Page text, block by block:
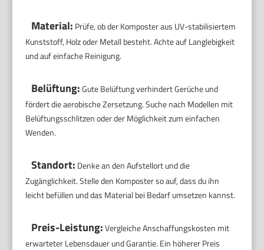
Material: Prüfe, ob der Komposter aus UV-stabilisiertem
Kunststoff, Holz oder Metall besteht. Achte auf Langlebigkeit
und auf einfache Reinigung.
Belüftung:Gute Belüftung verhindert Gerüche und
fördert die aerobische Zersetzung. Suche nach Modellen mit
Belüftungsschlitzen oder der Möglichkeit zum einfachen
Wenden.
Standort: Denke an den Aufstellort und die
Zugänglichkeit. Stelle den Komposter so auf, dass du ihn
leicht befüllen und das Material bei Bedarf umsetzen kannst.
Preis-Leistung:Vergleiche Anschaffungskosten mit
erwarteter Lebensdauer und Garantie. Ein höherer Preis